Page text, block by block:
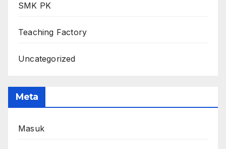
SMK PK
Teaching Factory
Uncategorized
Meta
Masuk